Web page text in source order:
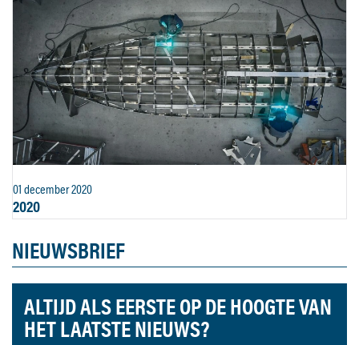
01 december 2020
2020
NIEUWSBRIEF
ALTIJD ALS EERSTE OP DE HOOGTE VAN
HET LAATSTE NIEUWS?